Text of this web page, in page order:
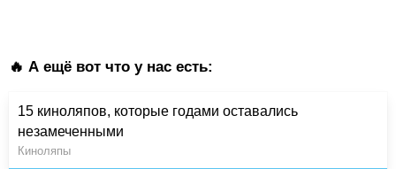
🔥 А ещё вот что у нас есть:
15 киноляпов, которые годами оставались
незамеченными
Киноляпы